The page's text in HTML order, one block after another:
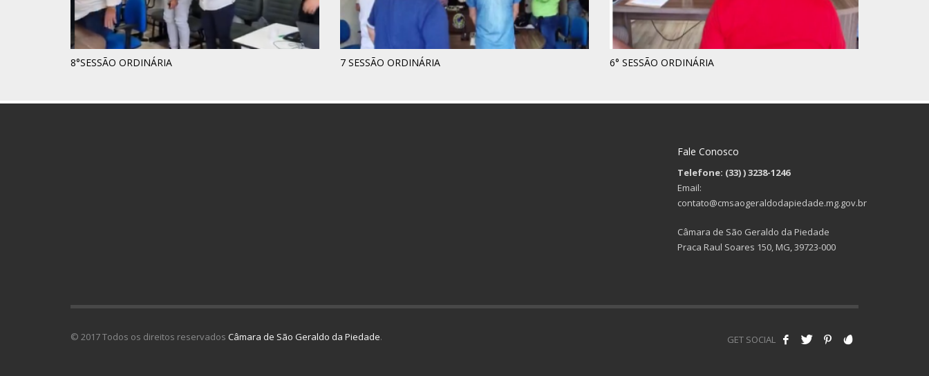
8°SESSÃO ORDINÁRIA 7 SESSÃO ORDINÁRIA 6° SESSÃO ORDINÁRIA
Fale Conosco
Telefone: (33)) 3238-1246
Email:
contato@cmsaogeraldodapiedade.mg.gov.br
Câmara de São Geraldo da Piedade
Praca Raul Soares 150, MG, 39723-000
GET SOCIAL
© 2017 Todos os direitos reservados Câmara de São Geraldo da Piedade.